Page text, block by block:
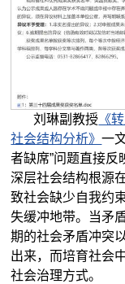
刘琳副教授 《
社会结构分析》一
者缺席”问题直接
深层社会结构根源
致社会缺少自我约
失缓冲地带。当矛
期的社会矛盾冲突
出来，而培育社会
社会治理方式。